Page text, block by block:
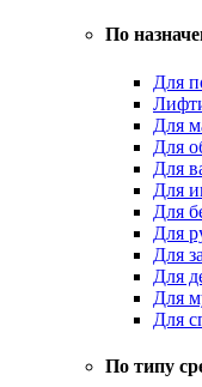
По
Для
Для
Для
Для
Для
Для
Для
Для
Для
Для
Для
По типу